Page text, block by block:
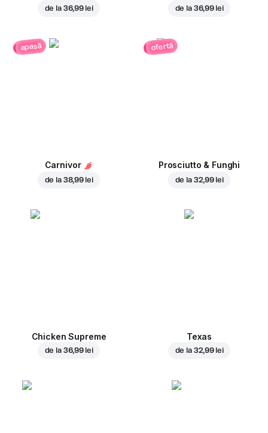
de la 36,99 lei de la 36,99 lei
apasă
Carnivor
de la 38,99 lei
ofertă
Prosciutto & Funghi
de la 32,99 lei
Chicken Supreme
de la 36,99 lei
Texas
de la 32,99 lei